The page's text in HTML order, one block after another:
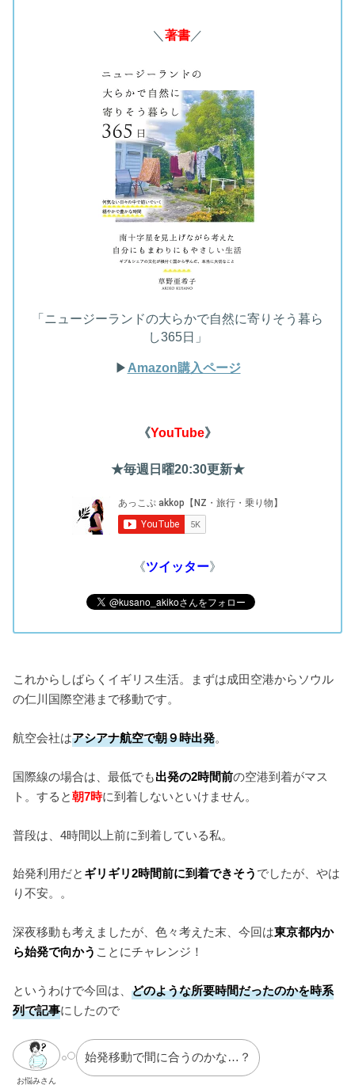
＼ 著書 ／
「ニュージーランドの大らかで自然に寄りそう暮ら
し365日」
▶︎ Amazon購入ページ
《YouTube》
★毎週日曜20:30更新★
《ツイッター》
これからしばらくイギリス生活。まずは成田空港からソウル
の仁川国際空港まで移動です。
航空会社はアシアナ航空で朝９時出発。
国際線の場合は、最低でも出発の2時間前の空港到着がマス
ト。すると朝7時に到着しないといけません。
普段は、4時間以上前に到着している私。
始発利用だと ギリギリ2時間前に到着できそう でしたが、やは
り不安。。
深夜移動も考えましたが、色々考えた末、今回は東京都内か
ら始発で向かう ことにチャレンジ！
というわけで今回は、どのような所要時間だったのかを時系
列で記事にしたので
お悩みさん
始発移動で間に合うのかな…？